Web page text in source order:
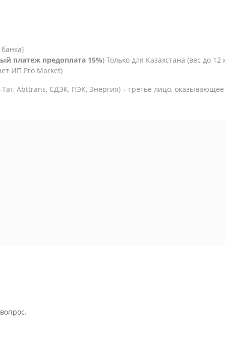
платеж предоплата 15%) Только для Казахстана (вес до 12
ИП Pro Market)
Abttrans, СДЭК, ПЭК, Энергия) – третье лицо, оказывающее